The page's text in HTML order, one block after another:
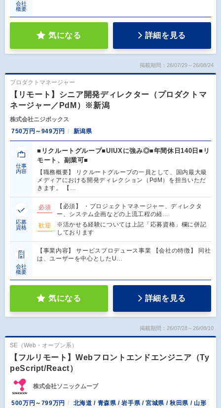
会社
概要
気になる 詳細を見る
掲載期間：26/07/29～26/08/24
プロダクトマネージャー
【リモート】シニア開発ディレクター（プロダクトマ
ネージャー／PdM）※新潟
株式会社ニジボックス
750万円～949万円
新潟県
仕事
内容
■リクルートグループ■UIUXに強み◎■年間休日140日■リ
モート、副業可■
【職務概要】 リクルートグループの一員として、国内最大級
メディアにおける開発ディレクション（PdM）を担当いただ
きます。 【…
応募
資格
必須
【必須】 ・プロジェクトマネージャー、ディレクタ
ー、システム企画などの上流工程の経…
歓迎
※活かせる経験については上記「応募資格」欄に併記
しております
会社
概要
【事業内容】 サービスプロデュース事業 【会社の特徴】 同社
は、ユーザーを中心としたU…
気になる 詳細を見る
掲載期間：26/07/28～26/08/10
SE（Web・オープン系）
【フルリモート】Webフロントエンドエンジニア（Ty
peScript/React）
株式会社ソニックムーブ
500万円～799万円
北海道 / 青森県 / 岩手県 / 宮城県 / 秋田県 / 山形